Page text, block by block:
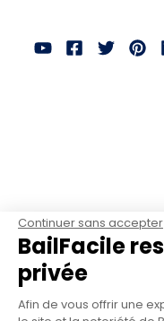
Continuer sans accepter
BailFacile
privée
Afin de vous offrir une